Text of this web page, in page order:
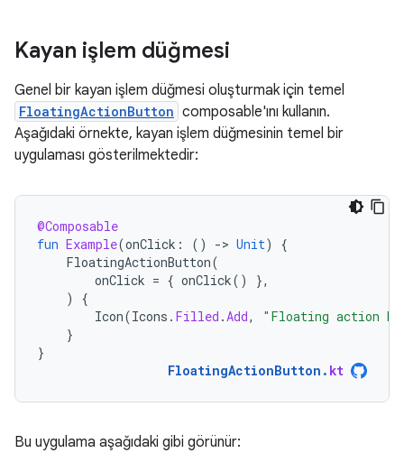
Kayan işlem düğmesi
Genel bir kayan işlem düğmesi oluşturmak için temel
FloatingActionButton composable'ını kullanın.
Aşağıdaki örnekte, kayan işlem düğmesinin temel bir
uygulaması gösterilmektedir:
@Composable
fun Example(onClick : () -> Unit)
{
FloatingActionButton(
onClick = { onClick()
},
)
{
Icon(Icons . Filled .Add,
"Floating action
}
}
FloatingActionButton . kt
Bu uygulama aşağıdaki gibi görünür: